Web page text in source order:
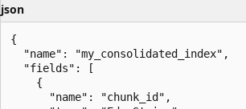
json
{
  "name": "my_consolidated_index",
  "fields": [
    {
      "name": "chunk_id",